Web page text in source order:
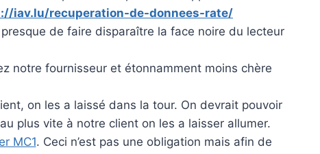
iav.lu/recuperation-de-donnees-rate/
de faire disparaître la face noire du lecteur
notre fournisseur et étonnamment moins chère
on les a laissé dans la tour. On devrait pouvoir
plus vite à notre client on les a laisser allumer.
MC1. Ceci n’est pas une obligation mais afin de